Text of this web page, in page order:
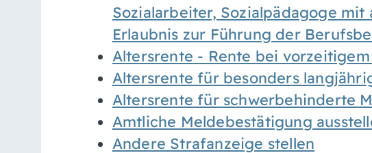
Sozialarbeiter, Sozialpädagoge
Erlaubnis zur Führung der
Altersrente - Rente bei
Altersrente für besonders
Altersrente für schwerbehinderte
Amtliche Meldebestätigung
Andere Strafanzeige stellen